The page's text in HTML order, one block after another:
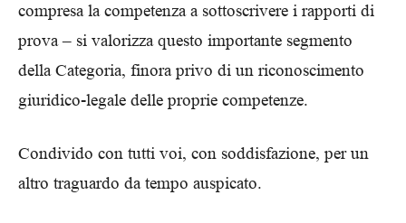
compresa la competenza a sottoscrivere i rapporti di
prova – si valorizza questo importante segmento
della Categoria, finora privo di un riconoscimento
giuridico-legale delle proprie competenze.
Condivido con tutti voi, con soddisfazione, per un
altro traguardo da tempo auspicato.